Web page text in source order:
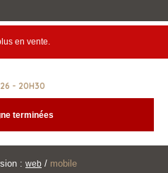
en vente.
- 20H30
terminées
: web / mobile